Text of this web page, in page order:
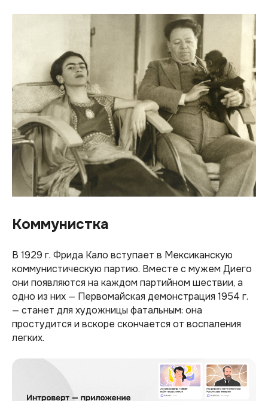
Коммунистка
В 1929 г. Фрида Кало вступает в Мексиканскую
коммунистическую партию. Вместе с мужем Диего
они появляются на каждом партийном шествии, а
одно из них — Первомайская демонстрация 1954 г.
— станет для художницы фатальным: она
простудится и вскоре скончается от воспаления
легких.